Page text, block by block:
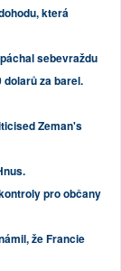
která
sebevraždu
za barel.
Zeman's
pro občany
že Francie